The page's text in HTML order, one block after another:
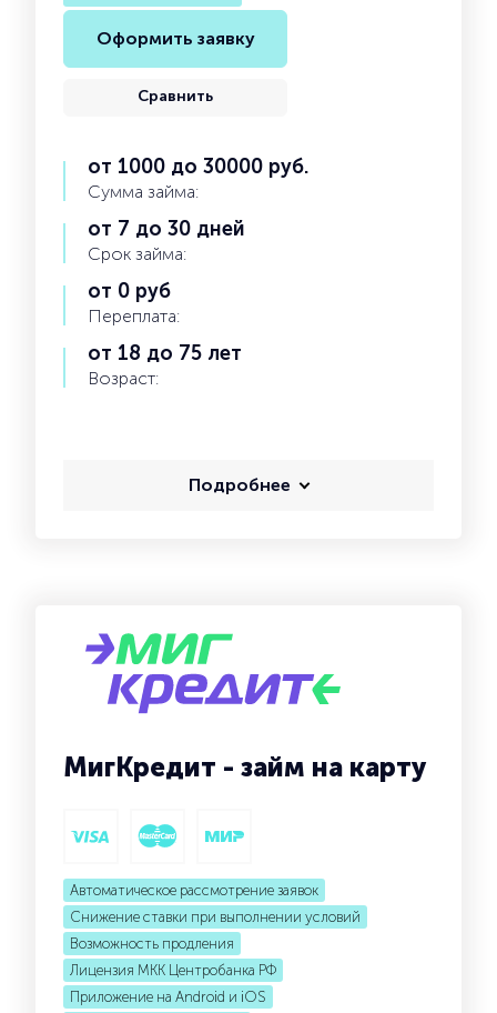
Оформить заявку
Сравнить
от 1000 до 30000 руб.
Сумма займа:
от 7 до 30 дней
Срок займа:
от 0 руб
Переплата:
от 18 до 75 лет
Возраст:
Подробнее
МигКредит - займ на карту
Автоматическое рассмотрение заявок
Снижение ставки при выполнении условий
Возможность продления
Лицензия МКК Центробанка РФ
Приложение на Android и iOS